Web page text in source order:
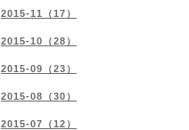
2015-11（17）
2015-10（28）
2015-09（23）
2015-08（30）
2015-07（12）